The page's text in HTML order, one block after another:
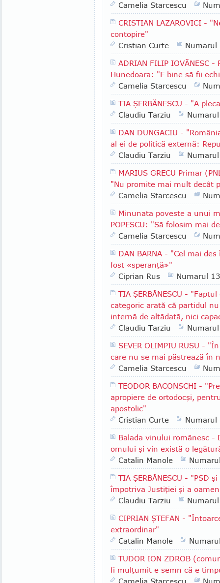
Camelia Starcescu
CRISTIAN LAZAROVICI -
contopire"
Cristian Curte
Numarul
ADRIAN FILIP IOVĂNESC
Hunedoara: "E bine să fii
Camelia Starcescu
TIA ŞERBĂNESCU - "A
Claudiu Tarziu
DAN DUNGACIU -
al ei de politică externă:
Claudiu Tarziu
MARIUS GRECU Primar
"Nu promite mai mult decât
Camelia Starcescu
Minunata poveste a unui
POPESCU: "Să folosim mai
Camelia Starcescu
DAN BARNA - "Cel mai
fost «speranţă»"
Ciprian Rus
Numarul
TIA ŞERBĂNESCU -
categoric arată că partidul
internă de altădată, nici
Claudiu Tarziu
SEVER OLIMPIU RUSU -
care nu se mai păstrează în
Camelia Starcescu
TEODOR BACONSCHI -
apropiere de ortodocşi,
apostolic"
Cristian Curte
Numarul
Balada vinului românesc
omului şi vin există o
Catalin Manole
TIA ŞERBĂNESCU - "PSD
împotriva Justiţiei şi a
Claudiu Tarziu
CIPRIAN ŞTEFAN -
extraordinar"
Catalin Manole
TUDOR ION ZDROB
fi mulţumit e semn că e
Camelia Starcescu